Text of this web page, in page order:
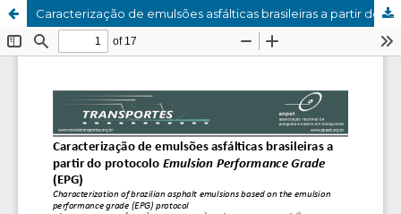
Caracterização de emulsões asfálticas brasileiras a partir do protocolo Emulsion Performance Grade (EPG)